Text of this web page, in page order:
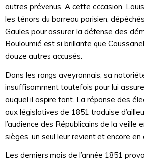
autres prévenus. A cette occasion,
les ténors du barreau parisien,
Gaules pour assurer la défense des
Bouloumié est si brillante que
douze autres accusés.
Dans les rangs aveyronnais, sa
insuffisamment toutefois pour lui
auquel il aspire tant. La réponse des
aux législatives de 1851 traduise
l’audience des Républicains de la veille
sièges, un seul leur revient et encore en
Les derniers mois de l’année 1851